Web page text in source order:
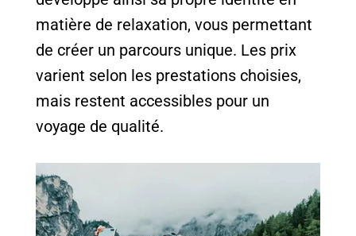
matière de relaxation, vous permettant
de créer un parcours unique. Les prix
varient selon les prestations choisies,
mais restent accessibles pour un
voyage de qualité.